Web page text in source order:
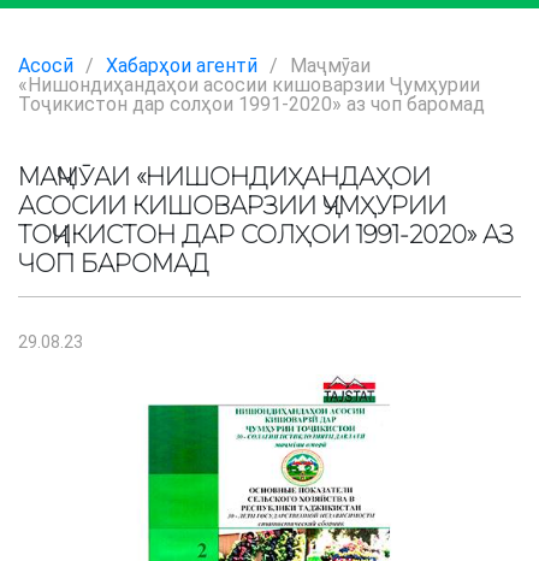
Асосӣ / Хабарҳои агентӣ /
Маҷмӯаи
«Нишондиҳандаҳои асосии кишоварзии Ҷумҳурии
Тоҷикистон дар солҳои 1991-2020» аз чоп баромад
МАҶМӮАИ «НИШОНДИҲАНДАҲОИ
АСОСИИ КИШОВАРЗИИ ҶУМҲУРИИ
ТОҶИКИСТОН ДАР СОЛҲОИ 1991-2020» АЗ
ЧОП БАРОМАД
29.08.23